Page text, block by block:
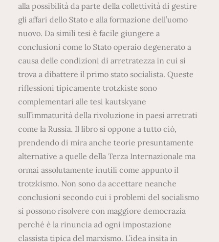
alla possibilità da parte della collettività di gestire
gli affari dello Stato e alla formazione dell’uomo
nuovo. Da simili tesi è facile giungere a
conclusioni come lo Stato operaio degenerato a
causa delle condizioni di arretratezza in cui si
trova a dibattere il primo stato socialista. Queste
riflessioni tipicamente trotzkiste sono
complementari alle tesi kautskyane
sull’immaturità della rivoluzione in paesi arretrati
come la Russia. Il libro si oppone a tutto ciò,
prendendo di mira anche teorie presuntamente
alternative a quelle della Terza Internazionale ma
ormai assolutamente inutili come appunto il
trotzkismo. Non sono da accettare neanche
conclusioni secondo cui i problemi del socialismo
si possono risolvere con maggiore democrazia
perché è la rinuncia ad ogni impostazione
classista tipica del marxismo. L’idea insita in